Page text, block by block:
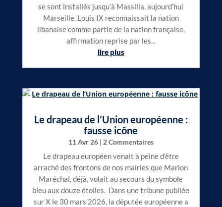
se sont installés jusqu’à Massilia, aujourd’hui
Marseille. Louis IX reconnaissait la nation
libanaise comme partie de la nation française,
affirmation reprise par les...
lire plus
Le drapeau de l’Union européenne :
fausse icône
11 Avr 26| 2 Commentaires
Le drapeau européen venait à peine d'être
arraché des frontons de nos mairies que Marion
Maréchal, déjà, volait au secours du symbole
bleu aux douze étoiles. Dans une tribune publiée
sur X le 30 mars 2026, la députée européenne a